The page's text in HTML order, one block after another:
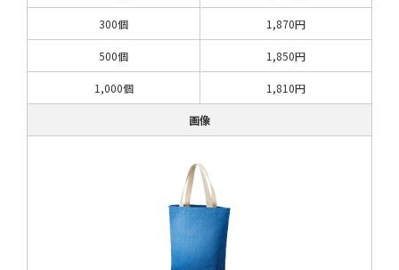
300個 1,870円
500個 1,850円
1,000個 1,810円
画像